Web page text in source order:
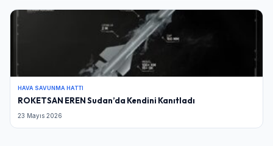
HAVA SAVUNMA HATTI
ROKETSAN EREN Sudan’da Kendini Kanıtladı
23 Mayıs 2026